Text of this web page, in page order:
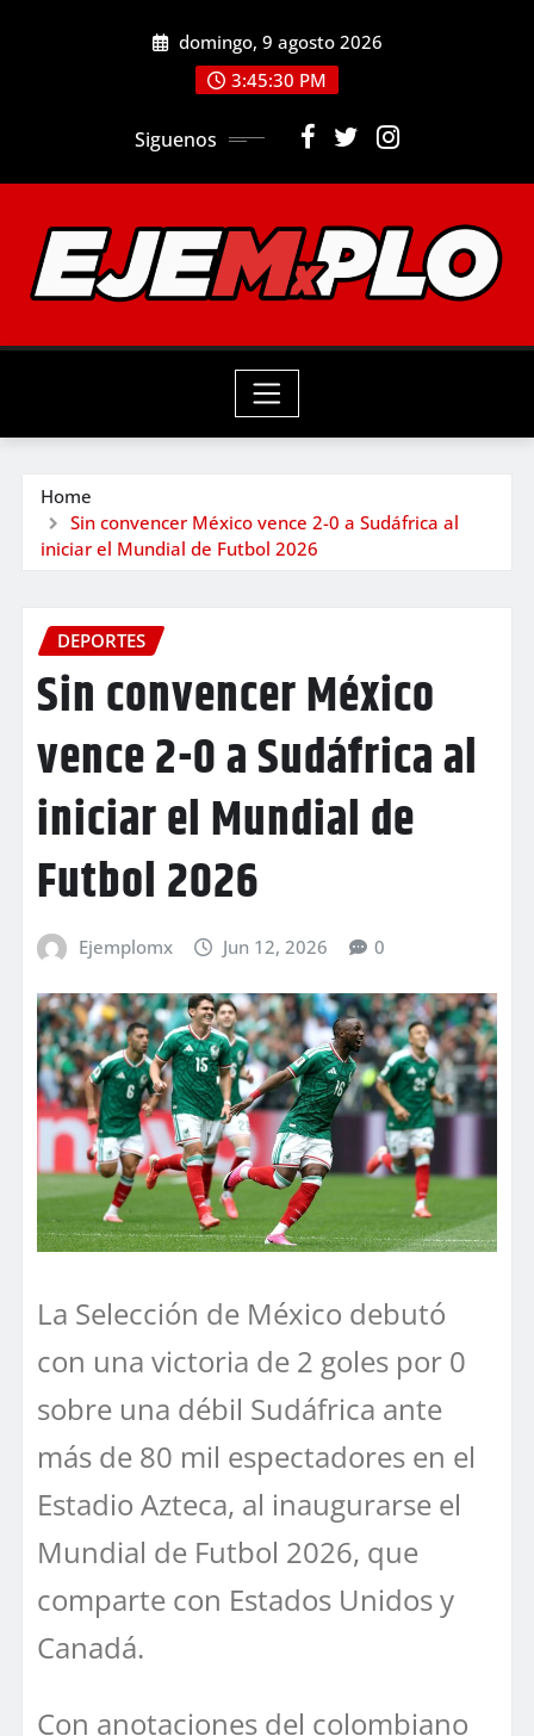
domingo, 9 agosto 2026
3:45:31 PM
Siguenos
Home
Sin convencer México vence 2-0 a Sudáfrica al
iniciar el Mundial de Futbol 2026
DEPORTES
Sin convencer México
vence 2-0 a Sudáfrica al
iniciar el Mundial de
Futbol 2026
Ejemplomx Jun 12, 2026 0
La Selección de México debutó
con una victoria de 2 goles por 0
sobre una débil Sudáfrica ante
más de 80 mil espectadores en el
Estadio Azteca, al inaugurarse el
Mundial de Futbol 2026, que
comparte con Estados Unidos y
Canadá.
Con anotaciones del colombiano